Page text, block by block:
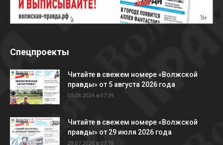
Спецпроекты
Читайте в свежем номере «Волжской
правды» от 5 августа 2026 года
05.08.2026 в 07:39
Читайте в свежем номере «Волжской
правды» от 29 июля 2026 года
29.07.2026 в 07:18